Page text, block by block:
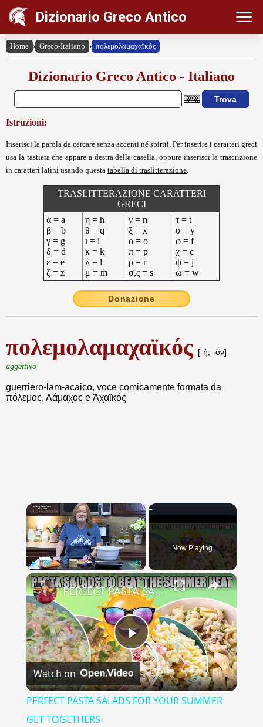
Dizionario Greco Antico
Home › Greco-Italiano › πολεμολαμαχαϊκός
Dizionario Greco Antico - Italiano
Istruzioni:
Inserisci la parola da cercare senza accenti né spiriti. Per inserire i caratteri greci
usa la tastiera che appare a destra della casella, oppure inserisci la trascrizione
in caratteri latini usando questa tabella di traslitterazione
TRASLITTERAZIONE CARATTERI
GRECI
α = a
β = b
γ = g
δ = d
ε = e
ζ = z
η = h
θ = q
ι = i
κ = k
λ = l
μ = m
ν = n
ξ = x
ο = o
π = p
ρ = r
σ,ς = s
τ = t
υ = y
φ = f
χ = c
ψ = j
ω = w
Donazione
πολεμολαμαχαϊκός [-ή, -όν]
aggettivo
guerriero-lam-acaico, voce comicamente formata da
πόλεμος, Λάμαχος e Ἀχαϊκός
×
Play Unmute Fullscreen
Now Playing
×
Play
Video
PERFECT PASTA SALADS FOR YOUR SUMMER GET TOGETHERS
Watch on
PERFECT PASTA SALADS FOR YOUR SUMMER
GET TOGETHERS